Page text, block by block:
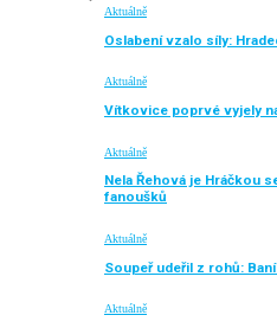
Aktuálně
Oslabení vzalo síly:
Aktuálně
Vítkovice poprvé vyjely
Aktuálně
Nela Řehová je Hráčkou
fanoušků
Aktuálně
Soupeř udeřil z rohů:
Aktuálně